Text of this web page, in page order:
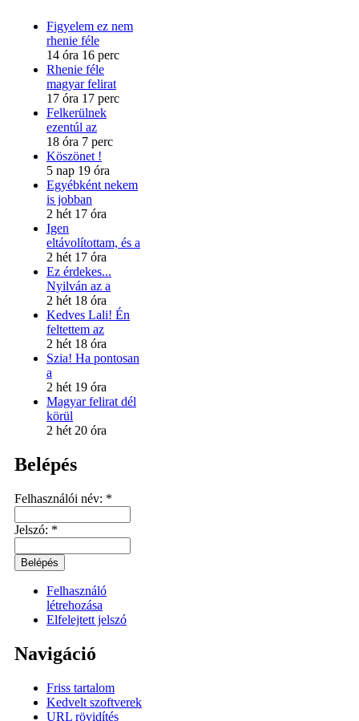
Figyelem ez nem
rhenie féle
14 óra 16 perc
Rhenie féle
magyar felirat
17 óra 17 perc
Felkerülnek
ezentúl az
18 óra 7 perc
Köszönet !
5 nap 19 óra
Egyébként nekem
is jobban
2 hét 17 óra
Igen
eltávolítottam, és a
2 hét 17 óra
Ez érdekes...
Nyilván az a
2 hét 18 óra
Kedves Lali! Én
feltettem az
2 hét 18 óra
Szia! Ha pontosan
a
2 hét 19 óra
Magyar felirat dél
körül
2 hét 20 óra
Belépés
Felhasználói név: *
Jelszó: *
Felhasználó
létrehozása
Elfelejtett jelszó
Navigáció
Friss tartalom
Kedvelt szoftverek
URL rövidítés